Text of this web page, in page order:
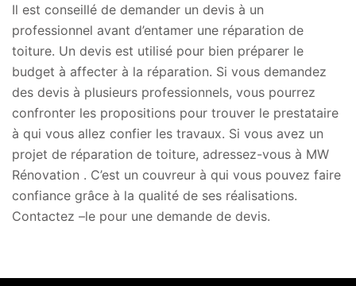
Il est conseillé de demander un devis à un
professionnel avant d’entamer une réparation de
toiture. Un devis est utilisé pour bien préparer le
budget à affecter à la réparation. Si vous demandez
des devis à plusieurs professionnels, vous pourrez
confronter les propositions pour trouver le prestataire
à qui vous allez confier les travaux. Si vous avez un
projet de réparation de toiture, adressez-vous à MW
Rénovation . C’est un couvreur à qui vous pouvez faire
confiance grâce à la qualité de ses réalisations.
Contactez –le pour une demande de devis.